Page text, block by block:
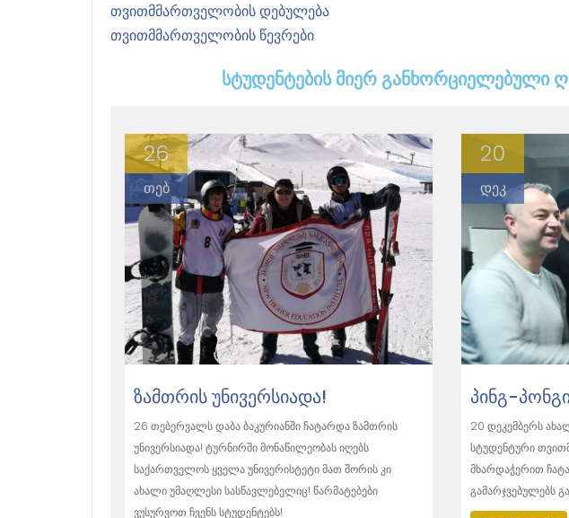
ᲗᲕᲘᲗᲛᲛᲐᲠᲗᲕᲔᲚᲝᲑᲘᲡ ᲓᲔᲑᲣᲚᲔᲑᲐ
ᲗᲕᲘᲗᲛᲛᲐᲠᲗᲕᲔᲚᲝᲑᲘᲡ ᲬᲔᲕᲠᲔᲑᲘ
ᲡᲢᲣᲓᲔᲜᲢᲔᲑᲘᲡ ᲛᲘᲔᲠ ᲒᲐᲜᲮᲝᲠᲪᲘᲔᲚᲔᲑᲣᲚᲘ
26
თებ
ᲖᲐᲛᲗᲠᲘᲡ ᲣᲜᲘᲕᲔᲠᲡᲘᲐᲓᲐ!
26 თებერვალს დაბა ბაკურიანში ჩატარდა ზამთრის
უნივერსიადა! ტურნირში მონაწილეობას იღებს
საქართველოს ყველა უნივერისტეტი მათ შორის კი
ახალი უმაღლესი სასწავლებელიც! წარმატებები
ვუსურვოთ ჩვენს სტუდენტებს!
20
დეკ
ᲞᲘᲜᲒ-
20 დეკემბერს
სტუდენტური
მხარდაჭერით
გამარჯვებულებს